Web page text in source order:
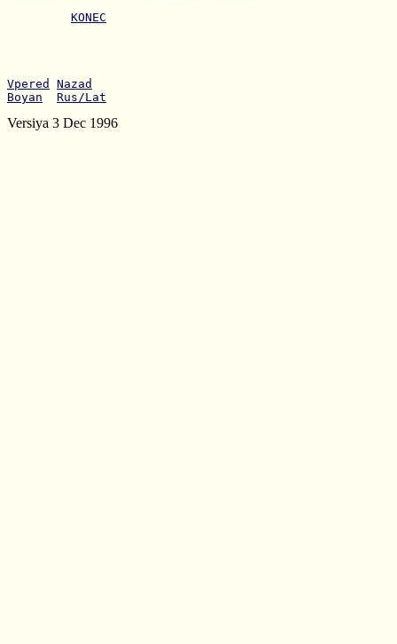
KONEC
Vpered
Nazad
Boyan
Rus/Lat
Versiya 3 Dec 1996